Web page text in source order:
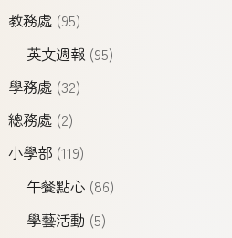
教務處(95)
英文週報(95)
學務處(32)
總務處(2)
小學部(119)
午餐點心(86)
學藝活動 (5)